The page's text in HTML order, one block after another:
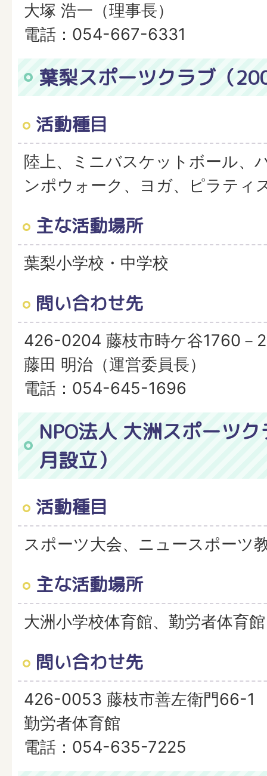
大塚 浩一（理事長）
電話：054-667-6331
葉梨スポーツクラブ（
活動種目
陸上、ミニバスケットボール、
ンポウォーク、ヨガ、ピラティ
主な活動場所
葉梨小学校・中学校
問い合わせ先
426-0204 藤枝市時ケ谷1760－2
藤田 明治（運営委員長）
電話：054-645-1696
NPO法人 大洲スポーツ
月設立）
活動種目
スポーツ大会、ニュースポーツ
主な活動場所
大洲小学校体育館、勤労者体育館
問い合わせ先
426-0053 藤枝市善左衛門66-1
勤労者体育館
電話：054-635-7225